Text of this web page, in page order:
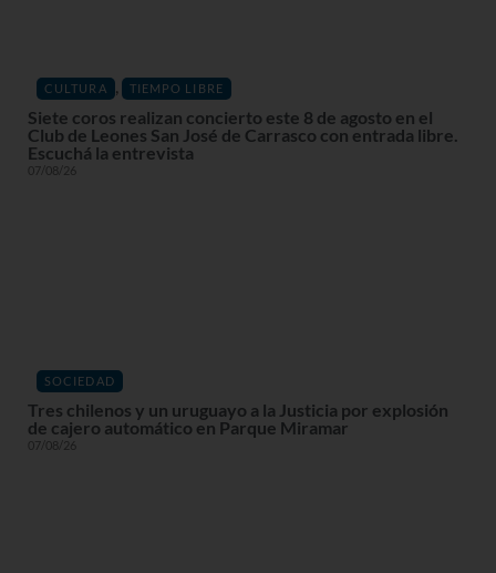
CULTURA , TIEMPO LIBRE
Siete coros realizan concierto este 8 de agosto en el
Club de Leones San José de Carrasco con entrada libre.
Escuchá la entrevista
07/08/26
SOCIEDAD
Tres chilenos y un uruguayo a la Justicia por explosión
de cajero automático en Parque Miramar
07/08/26